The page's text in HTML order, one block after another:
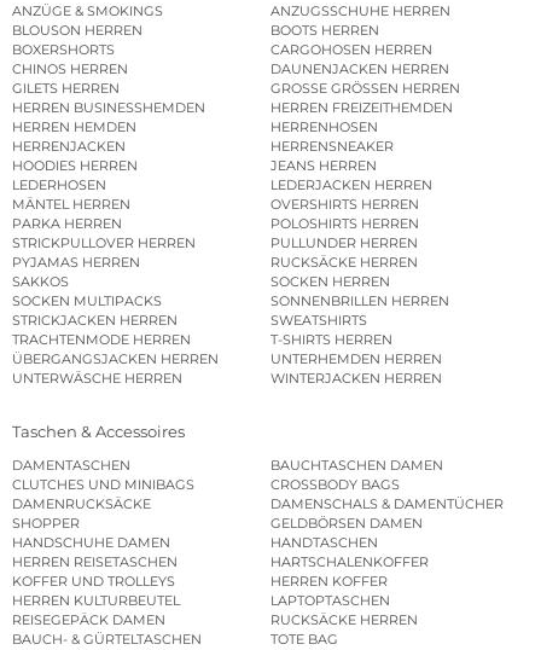
ANZÜGE & SMOKINGS
ANZUGSSCHUHE HERREN
BLOUSON HERREN
BOOTS HERREN
BOXERSHORTS
CARGOHOSEN HERREN
CHINOS HERREN
DAUNENJACKEN HERREN
GILETS HERREN
GROSSE GRÖSSEN HERREN
HERREN BUSINESSHEMDEN
HERREN FREIZEITHEMDEN
HERREN HEMDEN
HERRENHOSEN
HERRENJACKEN
HERRENSNEAKER
HOODIES HERREN
JEANS HERREN
LEDERHOSEN
LEDERJACKEN HERREN
MÄNTEL HERREN
OVERSHIRTS HERREN
PARKA HERREN
POLOSHIRTS HERREN
STRICKPULLOVER HERREN
PULLUNDER HERREN
PYJAMAS HERREN
RUCKSÄCKE HERREN
SAKKOS
SOCKEN HERREN
SOCKEN MULTIPACKS
SONNENBRILLEN HERREN
STRICKJACKEN HERREN
SWEATSHIRTS
TRACHTENMODE HERREN
T-SHIRTS HERREN
ÜBERGANGSJACKEN HERREN
UNTERHEMDEN HERREN
UNTERWÄSCHE HERREN
WINTERJACKEN HERREN
Taschen & Accessoires
DAMENTASCHEN
BAUCHTASCHEN DAMEN
CLUTCHES UND MINIBAGS
CROSSBODY BAGS
DAMENRUCKSÄCKE
DAMENSCHALS & DAMENTÜCHER
SHOPPER
GELDBÖRSEN DAMEN
HANDSCHUHE DAMEN
HANDTASCHEN
HERREN REISETASCHEN
HARTSCHALENKOFFER
KOFFER UND TROLLEYS
HERREN KOFFER
HERREN KULTURBEUTEL
LAPTOPTASCHEN
REISEGEPÄCK DAMEN
RUCKSÄCKE HERREN
BAUCH- & GÜRTELTASCHEN
TOTE BAG